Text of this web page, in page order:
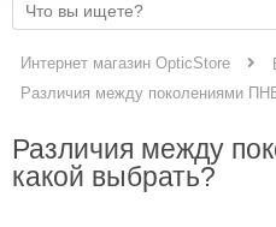
Интернет магазин OpticStore
Различия между поколениями
Различия между
какой выбрать?